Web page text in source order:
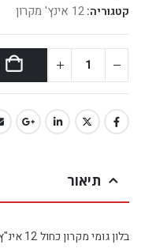
קטגוריה: 12 אינץ' מקרון
תיאור
בלון גומי מקרון כחול 12 אינ"ץ חבילה של 100 יח'